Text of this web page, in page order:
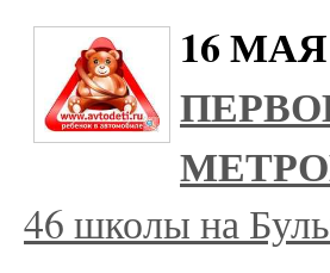
16 МАЯ
46 школы на